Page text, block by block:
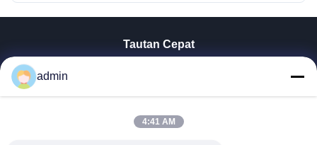
Tautan Cepat
Tentang Kita
admin
4:41 AM